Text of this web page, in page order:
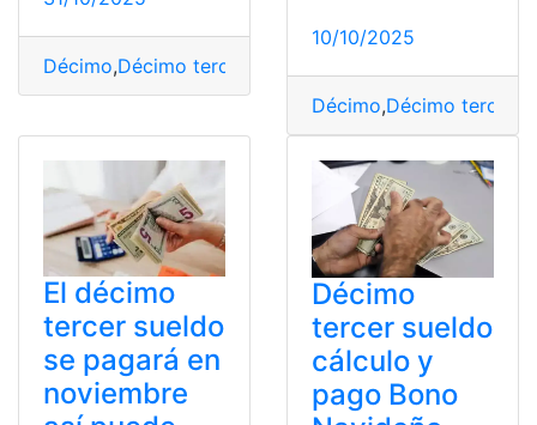
Décimo,Décimo tercer sueldo
10/10/2025
Décimo,Décimo tercer
El décimo
tercer sueldo
se pagará en
noviembre
Décimo
tercer sueldo
cálculo y
pago Bono